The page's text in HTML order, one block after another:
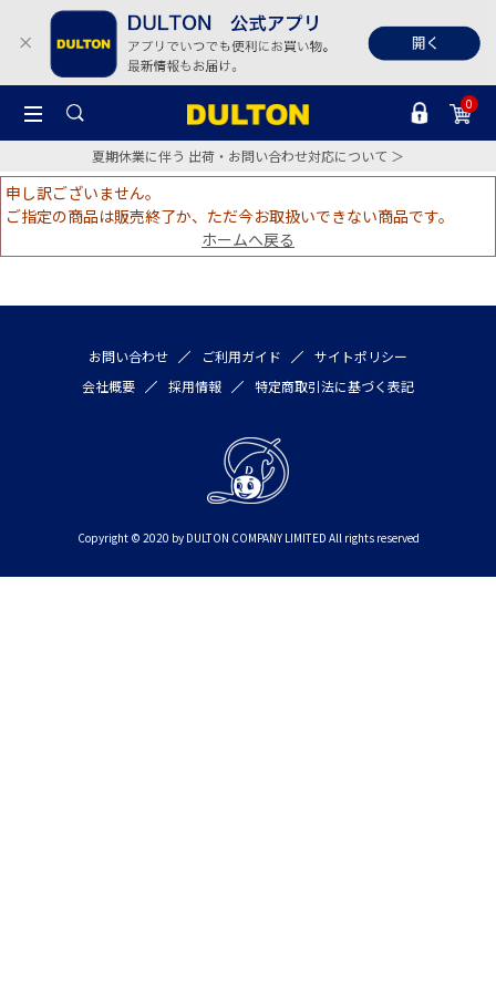
0
夏期休業に伴う 出荷・お問い合わせ対応について ＞
申し訳ございません。
ご指定の商品は販売終了か、ただ今お取扱いできない商品です。
ホームへ戻る
お問い合わせ ご利用ガイド
サイトポリシー
会社概要
採用情報 特定商取引法に基づく表記
Copyright © 2020 by DULTON COMPANY LIMITED All rights reserved